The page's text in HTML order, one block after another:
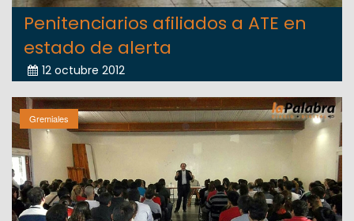
Penitenciarios afiliados a ATE en
estado de alerta
12 octubre 2012
Gremiales